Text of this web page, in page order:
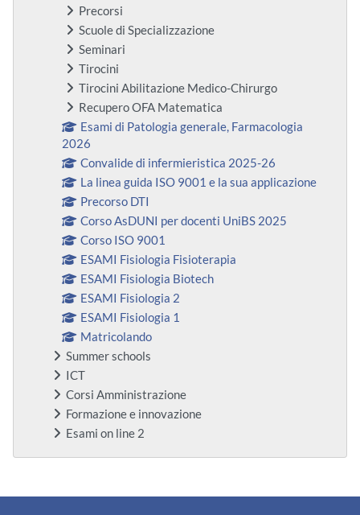
Precorsi
Scuole di Specializzazione
Seminari
Tirocini
Tirocini Abilitazione Medico-Chirurgo
Recupero OFA Matematica
Esami di Patologia generale, Farmacologia
2026
Convalide di infermieristica 2025-26
La linea guida ISO 9001 e la sua applicazione
Precorso DTI
Corso AsDUNI per docenti UniBS 2025
Corso ISO 9001
ESAMI Fisiologia Fisioterapia
ESAMI Fisiologia Biotech
ESAMI Fisiologia 2
ESAMI Fisiologia 1
Matricolando
Summer schools
ICT
Corsi Amministrazione
Formazione e innovazione
Esami on line 2
Blocchi supplementari